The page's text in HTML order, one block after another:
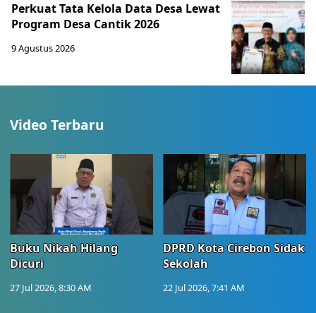
Perkuat Tata Kelola Data Desa Lewat
Program Desa Cantik 2026
9 Agustus 2026
Video Terbaru
Buku Nikah Hilang
Dicuri
27 Jul 2026, 8:30 AM
DPRD Kota Cirebon Sidak
Sekolah
22 Jul 2026, 7:41 AM